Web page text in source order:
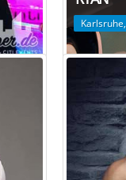
Karlsruhe,